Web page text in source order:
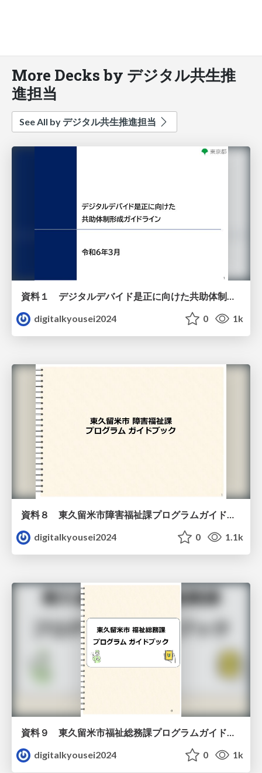
More Decks by デジタル共生推
進担当
See All by デジタル共生推進担当
資料１ デジタルデバイド是正に向けた​共助体制形成ガイドライン（令和5年度更新版）
digitalkyousei2024
0 1k
digitalkyousei2024
0 1.1k
資料９ 東久留米市福祉総務課プログラムガイドブック（教材）
digitalkyousei2024
0 1k